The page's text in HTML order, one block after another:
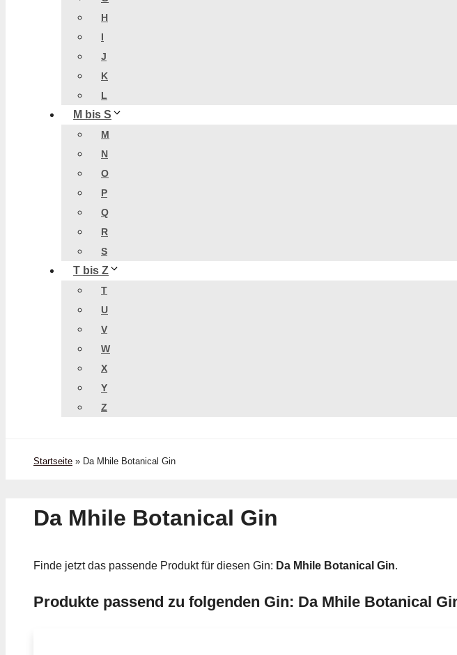
H
I
J
K
L
M bis S
M
N
O
P
Q
R
S
T bis Z
T
U
V
W
X
Y
Z
Startseite » Da Mhile Botanical Gin
Da Mhile Botanical Gin
Finde jetzt das passende Produkt für diesen Gin: Da Mhile Botanical Gin.
Produkte passend zu folgenden Gin: Da Mhile Botanical